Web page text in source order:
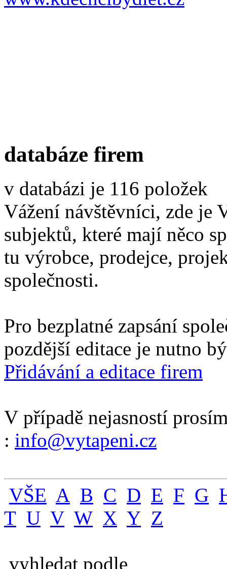
databáze firem
v databázi je 116 položek
Vážení návštěvníci, zde je
subjektů, které mají něco
tu výrobce, prodejce,
společnosti.
Pro bezplatné zapsání
pozdější editace je nutno
Přidávání a editace firem
V případě nejasností
: info@vytapeni.cz
VŠE A B C D E F G
T U V W X Y Z
vyhledat podle